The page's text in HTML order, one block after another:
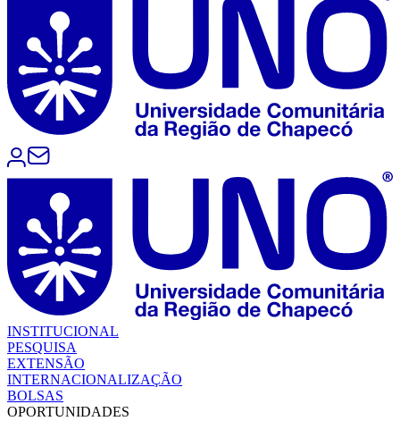
INSTITUCIONAL
PESQUISA
EXTENSÃO
INTERNACIONALIZAÇÃO
BOLSAS
OPORTUNIDADES